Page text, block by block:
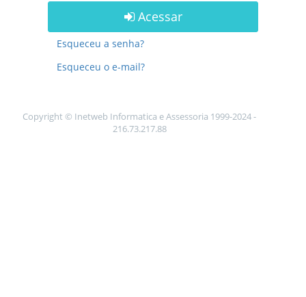
Acessar
Esqueceu a senha?
Esqueceu o e-mail?
Copyright © Inetweb Informatica e Assessoria 1999-2024 -
216.73.217.88